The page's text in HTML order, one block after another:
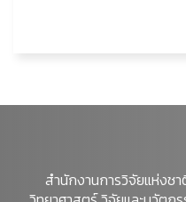
สำนักงานการวิจัยแห่งช